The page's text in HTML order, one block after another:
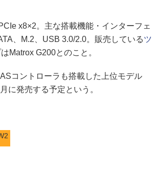
x8×2。主な搭載機能・インターフェ
、M.2、USB 3.0/2.0。販売しているツ
Matrox G200とのこと。
コントローラも搭載した上位モデル
に発売する予定という。